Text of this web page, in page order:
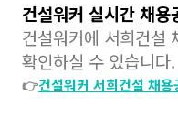
건설워커 실시간 채용
건설워커에 서희건설
확인하실 수 있습니다.
👉건설워커 서희건설 채용